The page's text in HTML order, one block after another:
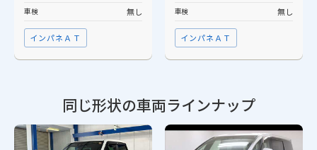
車検 無し
インパネＡＴ
車検 無し
インパネＡＴ
同じ形状の車両ラインナップ